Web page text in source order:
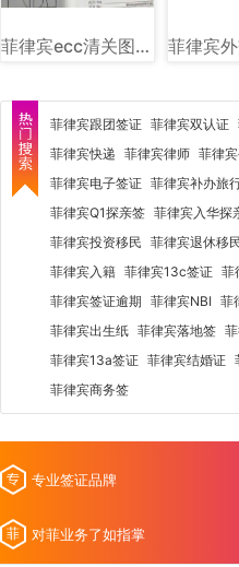
菲律宾ecc清关图片样式讲解
菲律宾跟团签证 菲律宾双认证
菲律宾快递 菲律宾律师 菲律
菲律宾电子签证 菲律宾补办旅
菲律宾Q1探亲签 菲律宾入华探
菲律宾投资移民 菲律宾退休移
菲律宾入籍 菲律宾13c签证 菲
菲律宾签证逾期 菲律宾NBI 菲
菲律宾出生纸 菲律宾落地签
菲律宾13a签证 菲律宾结婚证
菲律宾商务签
专业签证品牌
对菲业务了如指掌